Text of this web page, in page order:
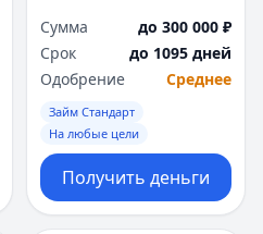
Сумма
до 300 000 ₽
Срок
до 1095 дней
Одобрение
Среднее
Займ Стандарт
На любые цели
Получить деньги